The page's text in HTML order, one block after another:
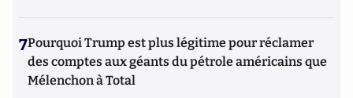
7Pourquoi Trump est plus légitime pour réclamer
des comptes aux géants du pétrole américains que
Mélenchon à Total